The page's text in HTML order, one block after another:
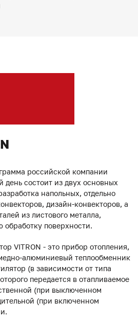
российской компании
день состоит из двух основных
напольных, отдельно
дизайн-конвекторов, а
из листового металла,
обработку поверхности.
VITRON - это прибор отопления,
алюминиевый теплообменник
(в зависимости от типа
передается в отапливаемое
(при выключенном
(при включенном